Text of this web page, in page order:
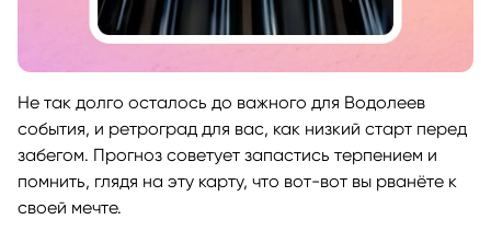
Не так долго осталось до важного для Водолеев
события, и ретроград для вас, как низкий старт перед
забегом. Прогноз советует запастись терпением и
помнить, глядя на эту карту, что вот-вот вы рванёте к
своей мечте.